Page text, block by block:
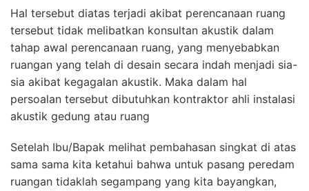
Hal tersebut diatas terjadi akibat perencanaan ruang
tersebut tidak melibatkan konsultan akustik dalam
tahap awal perencanaan ruang, yang menyebabkan
ruangan yang telah di desain secara indah menjadi sia-
sia akibat kegagalan akustik. Maka dalam hal
persoalan tersebut dibutuhkan kontraktor ahli instalasi
akustik gedung atau ruang
Setelah Ibu/Bapak melihat pembahasan singkat di atas
sama sama kita ketahui bahwa untuk pasang peredam
ruangan tidaklah segampang yang kita bayangkan,